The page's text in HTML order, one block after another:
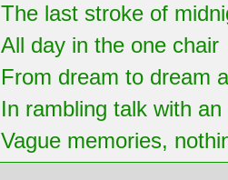
The last stroke of
All day in the one chair
From dream to dream
In rambling talk with
Vague memories,